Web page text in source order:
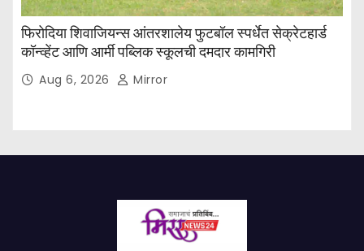
फिरोदिया शिवाजियन्स आंतरशालेय फुटबॉल स्पर्धेत सेक्रेटहार्ड
कॉन्व्हेंट आणि आर्मी पब्लिक स्कूलची दमदार कामगिरी
Aug 6, 2026 Mirror